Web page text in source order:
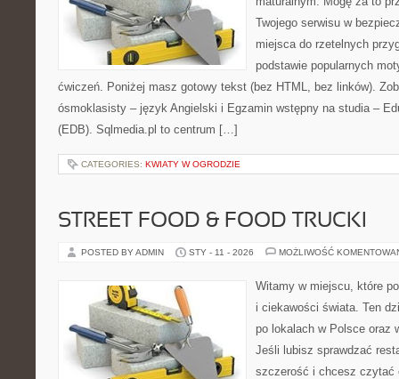
Twojego serwisu w
miejsca do rzetelnych
podstawie popularnych
ćwiczeń. Poniżej masz gotowy tekst (bez HTML, bez linków).
ósmoklasisty – język Angielski i Egzamin wstępny na studia –
(EDB). Sqlmedia.pl to centrum […]
CATEGORIES: KWIATY W OGRODZIE
STREET FOOD & FOOD TRUCKI
POSTED BY ADMIN STY - 11 - 2026 MOŻLIWOŚĆ
Witamy w miejscu, które
i ciekawości świata. Ten
po lokalach w Polsce oraz
Jeśli lubisz sprawdzać
szczerość i chcesz czytać